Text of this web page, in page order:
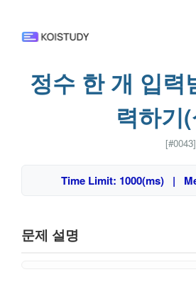
정수 한 개 입력
력하기
[#0043]
Time Limit: 1000(ms) |
문제 설명